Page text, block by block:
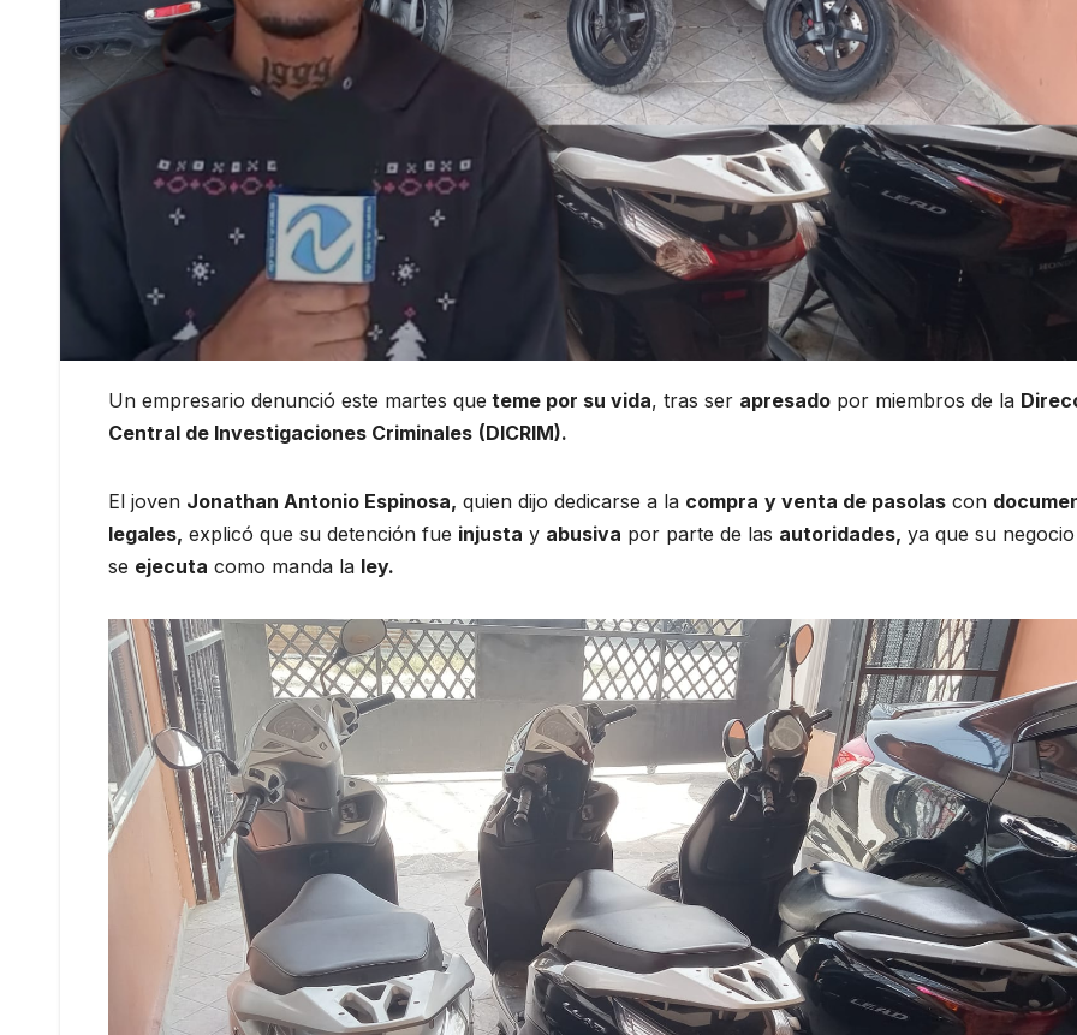
Un empresario denunció este martes que teme por su vida, tras ser apresado por miembros de la
Central de Investigaciones Criminales (DICRIM).
El joven Jonathan Antonio Espinosa, quien dijo dedicarse a la compra y venta de pasolas con
legales, explicó que su detención fue injusta y abusiva por parte de las autoridades, ya que su negocio
se ejecuta como manda la ley.